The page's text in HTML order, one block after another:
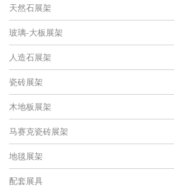
天然石展架
玻璃-大板展架
人造石展架
瓷砖展架
木地板展架
马赛克瓷砖展架
地毯展架
配套展具